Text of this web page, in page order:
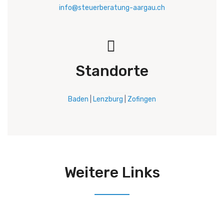
info@steuerberatung-aargau.ch
Standorte
Baden Lenzburg Zofingen
Weitere Links